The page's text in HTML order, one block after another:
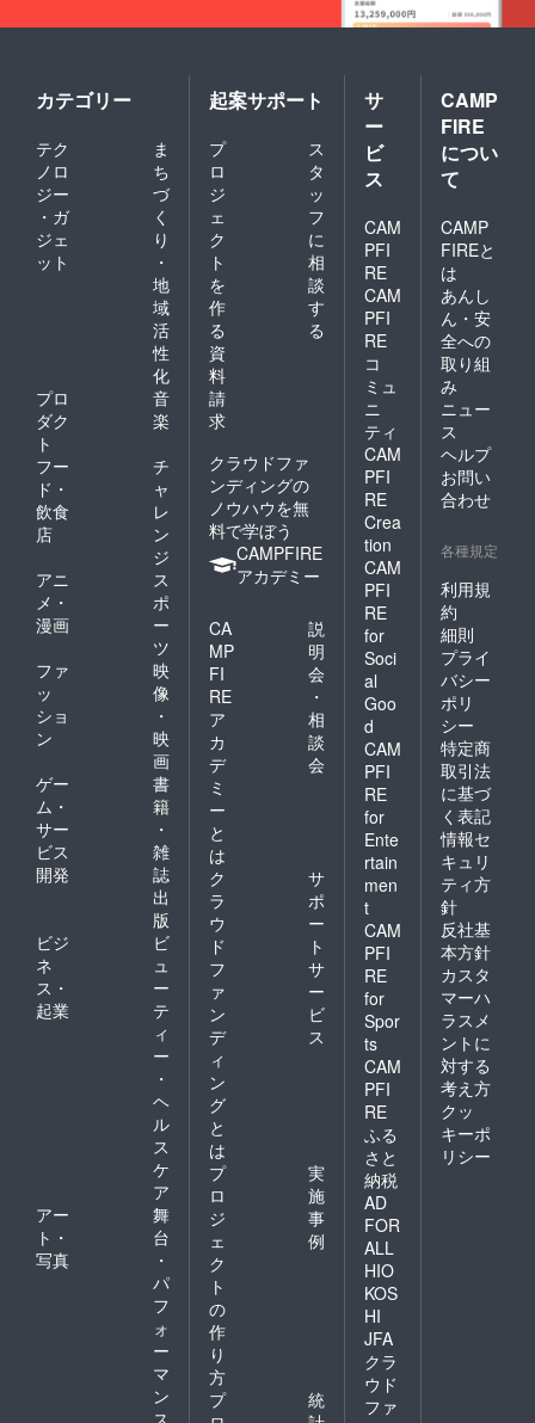
カテゴリー
テク
ノロ
ジー
・ガ
ジェ
ット
ま
ち
づ
く
り
・
地
域
活
性
化
プロ
ダク
ト
音
楽
フー
ド・
飲食
店
チ
ャ
レ
ン
ジ
アニ
メ・
漫画
ス
ポ
ー
ツ
ファ
ッ
ショ
ン
映
像
・
映
画
ゲー
ム・
サー
ビス
開発
書
籍
・
雑
誌
出
版
ビジ
ネ
ス・
起業
ビ
ュ
ー
テ
ィ
ー
・
ヘ
ル
ス
ケ
ア
アー
ト・
写真
舞
台
・
パ
フ
ォ
ー
マ
ン
ス
起案サポート
プ
ロ
ジ
ェ
ク
ト
を
作
る
ス
タ
ッ
フ
に
相
談
す
る
資
料
請
求
クラウドファ
ンディングの
ノウハウを無
料で学ぼう
CAMPFIRE
アカデミー
CA
MP
FI
RE
ア
カ
デ
ミ
ー
と
は
説
明
会
・
相
談
会
ク
ラ
ウ
ド
フ
ァ
ン
デ
ィ
ン
グ
と
は
サ
ポ
ー
ト
サ
ー
ビ
ス
プ
ロ
ジ
ェ
ク
ト
の
作
り
方
実
施
事
例
プ
統
サ
ー
ビ
ス
CAM
PFI
RE
CAM
PFI
RE
コ
ミュ
ニ
ティ
CAM
PFI
RE
Crea
tion
CAM
PFI
RE
for
Soci
al
Goo
d
CAM
PFI
RE
for
Ente
rtain
men
t
CAM
PFI
RE
for
Spor
ts
CAM
PFI
RE
ふる
さと
納税
AD
FOR
ALL
HIO
KOS
HI
JFA
クラ
ウド
ファ
CAMP
FIRE
につい
て
CAMP
FIREと
は
あんし
ん・安
全への
取り組
み
ニュー
ス
ヘルプ
お問い
合わせ
各種規定
利用規
約
細則
プライ
バシー
ポリ
シー
特定商
取引法
に基づ
く表記
情報セ
キュリ
ティ方
針
反社基
本方針
カスタ
マーハ
ラスメ
ントに
対する
考え方
クッ
キーポ
リシー